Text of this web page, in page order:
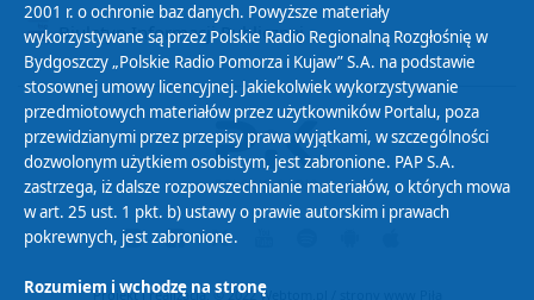
Biuletyn Informacji Publicznej
Projekt i realizacja: © 2022Webtom.pl
2001 r. o ochronie baz danych. Powyższe materiały
wykorzystywane są przez Polskie Radio Regionalną Rozgłośnię w
Bydgoszczy „Polskie Radio Pomorza i Kujaw” S.A. na podstawie
stosownej umowy licencyjnej. Jakiekolwiek wykorzystywanie
przedmiotowych materiałów przez użytkowników Portalu, poza
przewidzianymi przez przepisy prawa wyjątkami, w szczególności
dozwolonym użytkiem osobistym, jest zabronione. PAP S.A.
zastrzega, iż dalsze rozpowszechnianie materiałów, o których mowa
w art. 25 ust. 1 pkt. b) ustawy o prawie autorskim i prawach
pokrewnych, jest zabronione.
Rozumiem i wchodzę na stronę